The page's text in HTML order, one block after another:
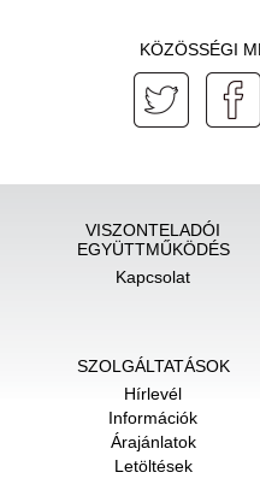
KÖZÖSSÉGI
VISZONTELADÓI
EGYÜTTMŰKÖDÉS
Kapcsolat
SZOLGÁLTATÁSOK
Hírlevél
Információk
Árajánlatok
Letöltések